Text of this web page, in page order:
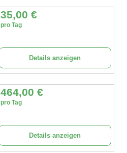
35,00 €
pro Tag
Details anzeigen
464,00 €
pro Tag
Details anzeigen